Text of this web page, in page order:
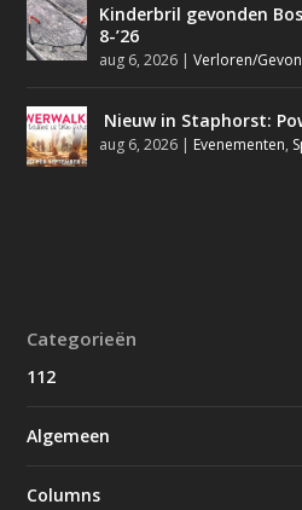
Kinderbril gevonden
8-’26
aug 6, 2026 |Verloren/
Nieuw in Staphorst:
aug 6, 2026 | Evenementen,
Categorieën
112
Algemeen
Columns